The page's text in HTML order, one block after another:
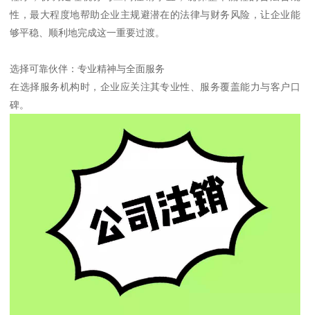
性，最大程度地帮助企业主规避潜在的法律与财务风险，让企业能
够平稳、顺利地完成这一重要过渡。
选择可靠伙伴：专业精神与全面服务
在选择服务机构时，企业应关注其专业性、服务覆盖能力与客户口
碑。